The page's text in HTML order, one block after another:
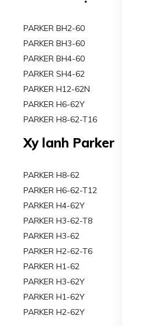
PARKER BH2-60
PARKER BH3-60
PARKER BH4-60
PARKER SH4-62
PARKER H12-62N
PARKER H6-62Y
PARKER H8-62-T16
Xy lanh Parker
PARKER H8-62
PARKER H6-62-T12
PARKER H4-62Y
PARKER H3-62-T8
PARKER H3-62
PARKER H2-62-T6
PARKER H1-62
PARKER H3-62Y
PARKER H1-62Y
PARKER H2-62Y